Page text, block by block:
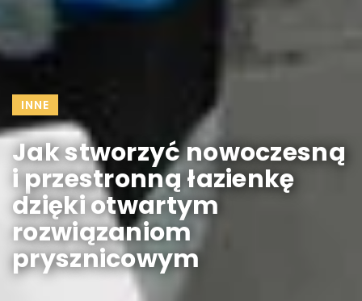
INNE
Jak stworzyć nowoczesną
i przestronną łazienkę
dzięki otwartym
rozwiązaniom
prysznicowym